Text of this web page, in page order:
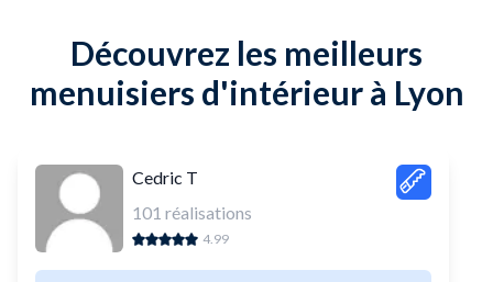
Découvrez les meilleurs
menuisiers d'intérieur à Lyon
Cedric T
101 réalisations
4.99